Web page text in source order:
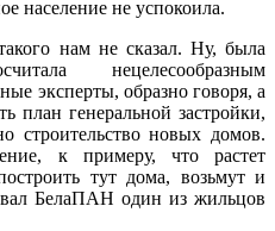
население не успокоила.
нам не сказал. Ну, была
нецелесообразным
эксперты, образно говоря, а
план генеральной застройки,
строительство новых домов.
к примеру, что растет
тут дома, возьмут и
БелаПАН один из жильцов